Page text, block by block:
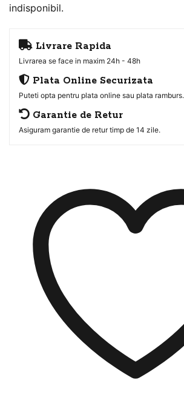
indisponibil.
Livrare Rapida
Livrarea se face in maxim 24h - 48h
Plata Online Securizata
Puteti opta pentru plata online sau plata ramburs.
Garantie de Retur
Asiguram garantie de retur timp de 14 zile.